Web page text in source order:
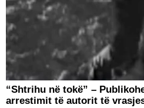
“Shtrihu në tokë” –
arrestimit të autorit të